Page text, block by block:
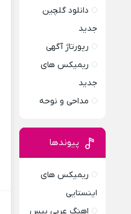
دانلود گلچین
جدید
رپورتاژ آگهی
ریمیکس های
جدید
مداحی و نوحه
پیوندها
ریمیکس های
اینستایی
اهنگ عربی بیس